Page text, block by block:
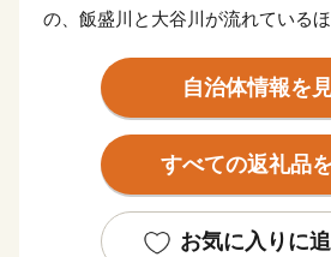
の、飯盛川と大谷川が流れている
東京への通勤圏に属する良好な居
方、雑木林や農地などといった武
ており、都市と自然の調和したまち
本市には東武東上線、越生線の３
ていることなどから、東京都心や
自治体情報を
すべての返礼品
お気に入りに